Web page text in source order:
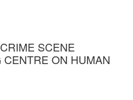
SCENE
ON HUMAN